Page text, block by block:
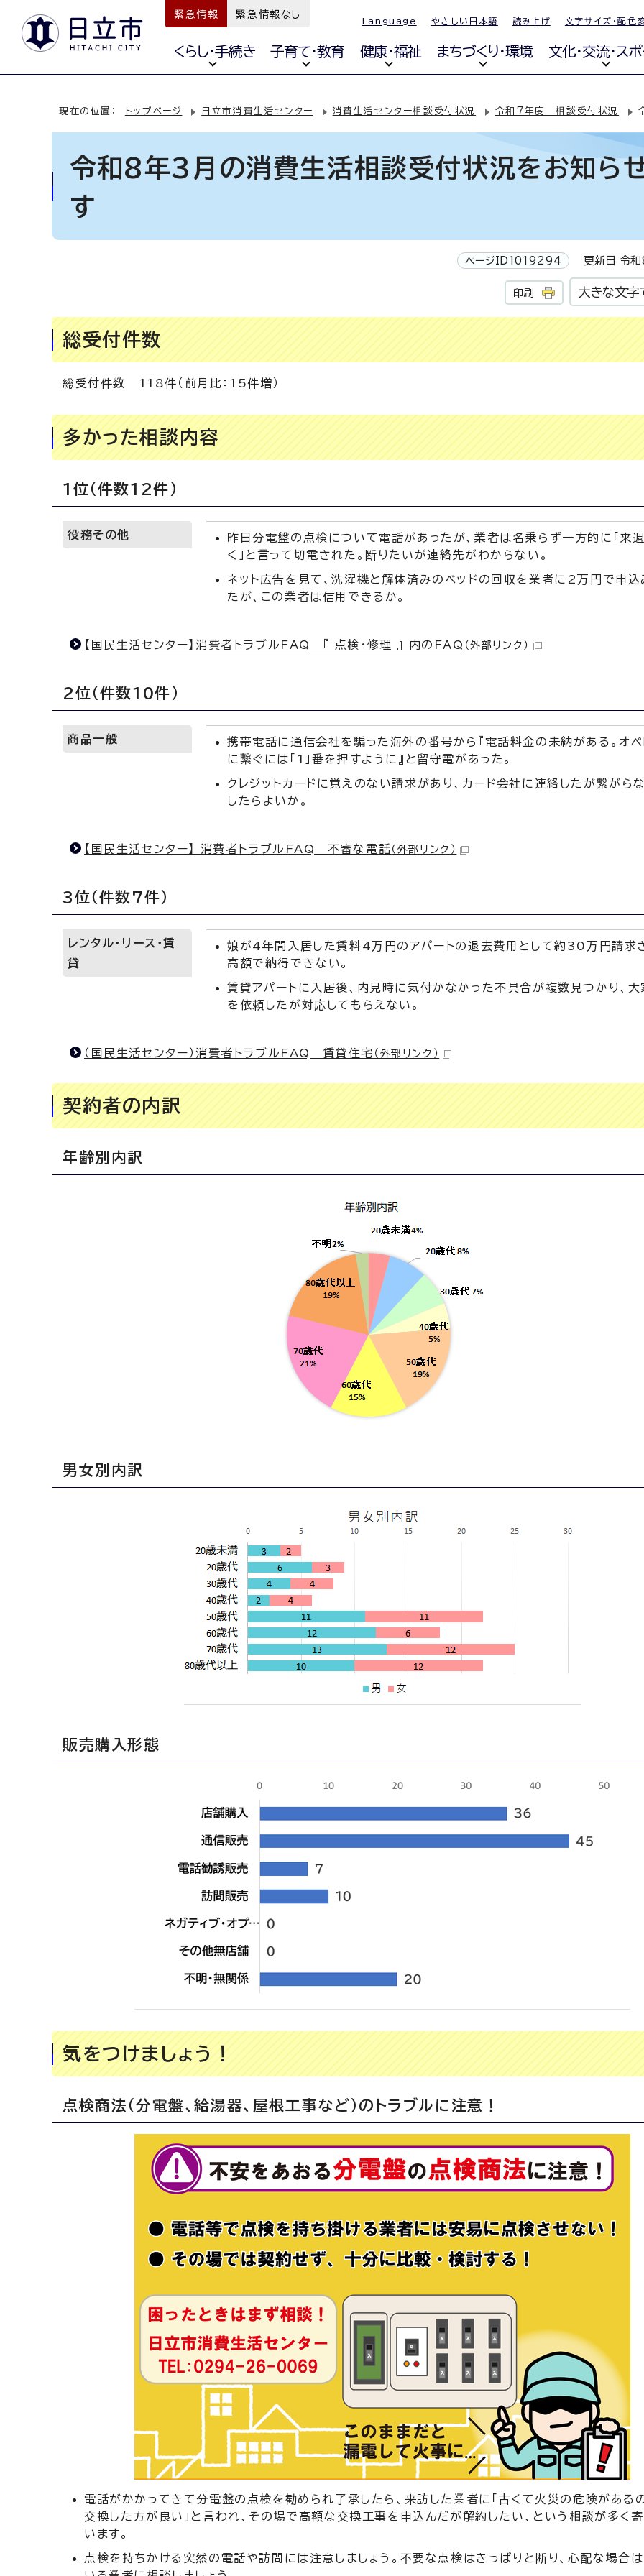
緊急情報 緊急情報なし
Language やさしい日本語 読み上げ 文字サイズ・配色
くらし・手続き 子育て・教育 健康・福祉 まちづくり・環境 文化・交流・ス
現在の位置： トップページ 日立市消費生活センター 消費生活センター相談受付状況 令和7年度 相談受付状況
令和8年3月の消費生活相談受付状況をお知ら
す
ページID1019294 更新日 令和
印刷 大きな文字
総受付件数
総受付件数 118件（前月比：15件増）
多かった相談内容
1位（件数12件）
役務その他
昨日分電盤の点検について電話があったが、業者は名乗らず一方的に「来
く」と言って切電された。断りたいが連絡先がわからない。
ネット広告を見て、洗濯機と解体済みのベッドの回収を業者に2万円で申込
たが、この業者は信用できるか。
【国民生活センター】消費者トラブルFAQ 『 点検・修理 』 内のFAQ （外部リンク）
2位（件数10件）
商品一般
携帯電話に通信会社を騙った海外の番号から『電話料金の未納がある。オペ
に繋ぐには「1」番を押すように』と留守電があった。
クレジットカードに覚えのない請求があり、カード会社に連絡したが繋がら
したらよいか。
【国民生活センター】 消費者トラブルFAQ 不審な電話 （外部リンク）
3位（件数7件）
レンタル・リース・賃
貸
娘が4年間入居した賃料4万円のアパートの退去費用として約30万円請求さ
高額で納得できない。
賃貸アパートに入居後、内見時に気付かなかった不具合が複数見つかり、
を依頼したが対応してもらえない。
（国民生活センター）消費者トラブルFAQ 賃貸住宅 （外部リンク）
契約者の内訳
年齢別内訳
男女別内訳
販売購入形態
気をつけましょう！
点検商法（分電盤、給湯器、屋根工事など）のトラブルに注意！
電話がかかってきて分電盤の点検を勧められ了承したら、来訪した業者に「古くて火災の危険がある
交換した方が良い」と言われ、その場で高額な交換工事を申込んだが解約したい、という相談が多く
います。
点検を持ちかける突然の電話や訪問には注意しましょう。不要な点検はきっぱりと断り、心配な場合